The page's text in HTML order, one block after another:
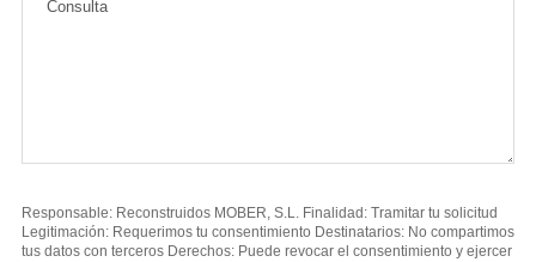
Responsable: Reconstruidos MOBER, S.L. Finalidad: Tramitar tu solicitud
Legitimación: Requerimos tu consentimiento Destinatarios: No compartimos
tus datos con terceros Derechos: Puede revocar el consentimiento y ejercer